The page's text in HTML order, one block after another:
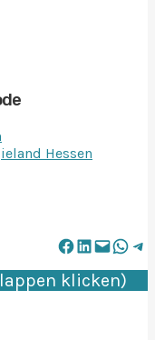
Hessen
Share on Facebook
Share on LinkedIn
Email this PageShare onShare
klicken)